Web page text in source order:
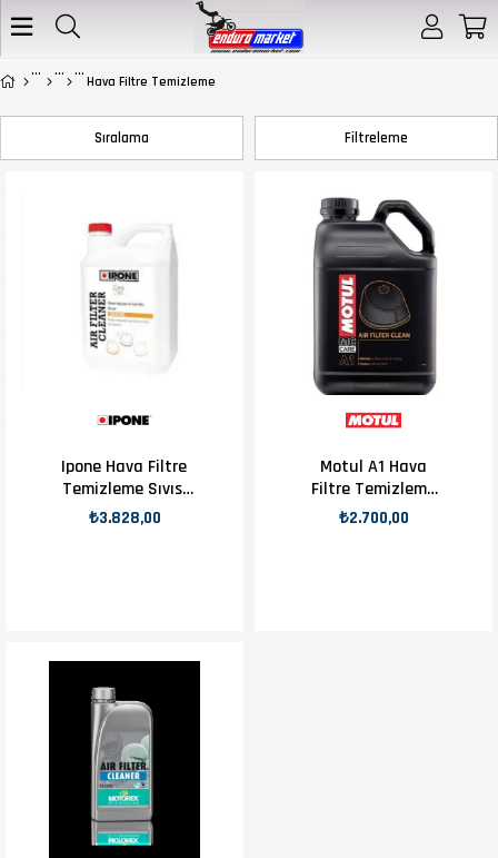
Hava Filtre Temizleme
Filtreleme
Sıralama
Ipone Hava Filtre
Temizleme Sıvısı
5Lt
₺3.828,00
Motul A1 Hava
Filtre Temizleme
Sıvısı 5Lt
₺2.700,00